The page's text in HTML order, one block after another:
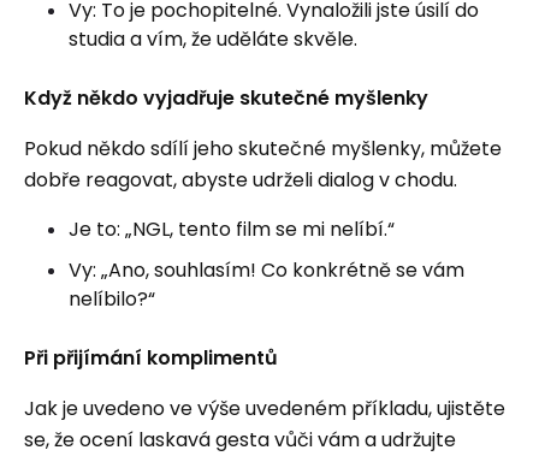
Vy: To je pochopitelné. Vynaložili jste úsilí do
studia a vím, že uděláte skvěle.
Když někdo vyjadřuje skutečné myšlenky
Pokud někdo sdílí jeho skutečné myšlenky, můžete
dobře reagovat, abyste udrželi dialog v chodu.
Je to: „NGL, tento film se mi nelíbí.“
Vy: „Ano, souhlasím! Co konkrétně se vám
nelíbilo?“
Při přijímání komplimentů
Jak je uvedeno ve výše uvedeném příkladu, ujistěte
se, že ocení laskavá gesta vůči vám a udržujte